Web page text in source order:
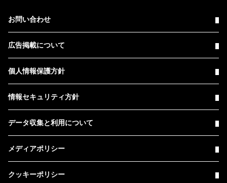
お問い合わせ
広告掲載について
個人情報保護方針
情報セキュリティ方針
データ収集と利用について
メディアポリシー
クッキーポリシー